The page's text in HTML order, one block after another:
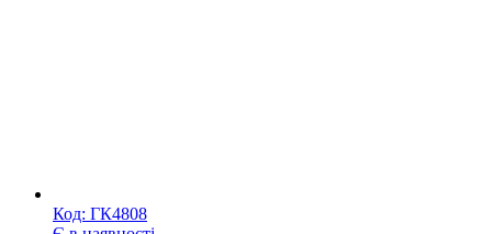
Код: ГК4808